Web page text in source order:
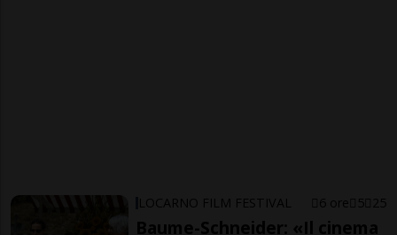
LOCARNO FILM FESTIVAL 6 ore 5 25
Baume-Schneider: «Il cinema